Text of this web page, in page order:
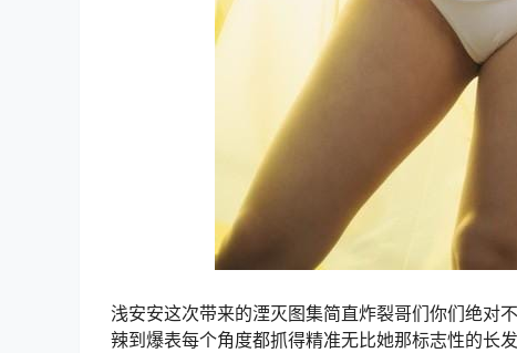
浅安安这次带来的湮灭图集简直炸裂哥们你们绝对
辣到爆表每个角度都抓得精准无比她那标志性的长